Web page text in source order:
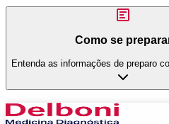
Como se
Entenda as informações de preparo